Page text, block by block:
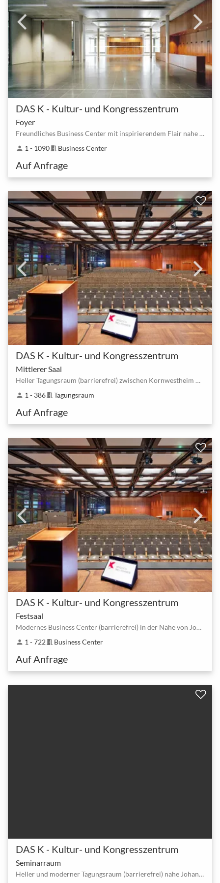
DAS K - Kultur- und Kongresszentrum
Foyer
Freundliches Business Center mit inspirierendem Flair nahe Stuttgart Hbf
person 1 - 1090meeting_room Business Center
Auf Anfrage
DAS K - Kultur- und Kongresszentrum
Mittlerer Saal
Heller Tagungsraum (barrierefrei) zwischen Kornwestheim Zeppelinstraße und Johannesstraße - Kornwestheim
person 1 - 386meeting_room Tagungsraum
Auf Anfrage
DAS K - Kultur- und Kongresszentrum
Festsaal
Modernes Business Center (barrierefrei) in der Nähe von Johannesstraße - Kornwestheim
person 1 - 722meeting_room Business Center
Auf Anfrage
DAS K - Kultur- und Kongresszentrum
Seminarraum
Heller und moderner Tagungsraum (barrierefrei) nahe Johannesstraße - Kornwestheim